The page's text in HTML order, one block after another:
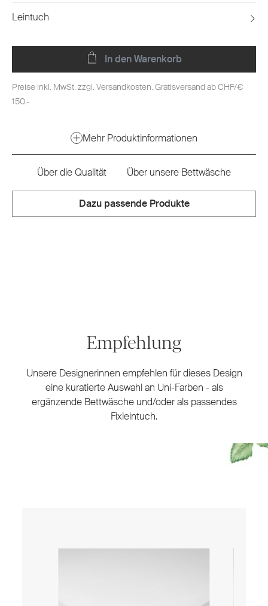
Leintuch
In den Warenkorb
Preise inkl. MwSt. zzgl. Versandkosten. Gratisversand ab CHF/€
150.-
Mehr Produktinformationen
Über die Qualität Über unsere Bettwäsche
Dazu passende Produkte
Empfehlung
Unsere Designerinnen empfehlen für dieses Design
eine kuratierte Auswahl an Uni-Farben - als
ergänzende Bettwäsche und/oder als passendes
Fixleintuch.